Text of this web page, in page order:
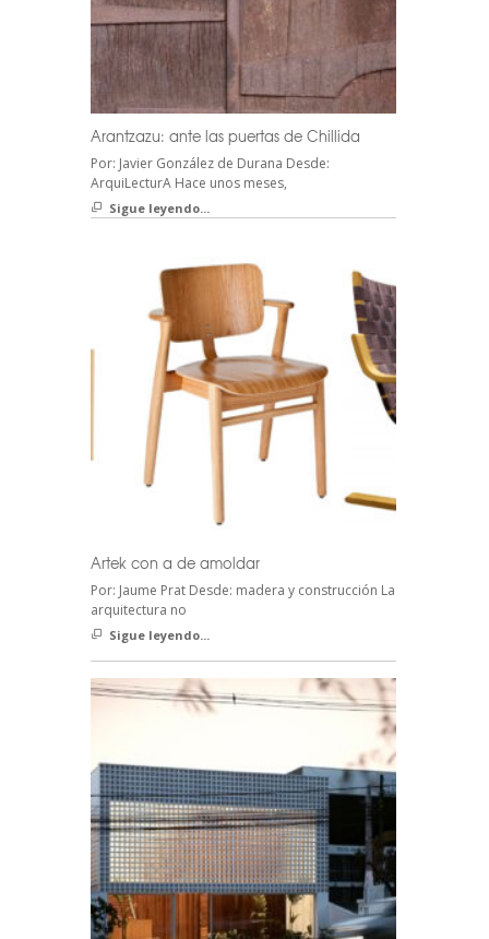
Arantzazu: ante las puertas de Chillida
Por: Javier González de Durana Desde:
ArquiLecturA Hace unos meses,
Sigue leyendo...
Artek con a de amoldar
Por: Jaume Prat Desde: madera y construcción La
arquitectura no
Sigue leyendo...